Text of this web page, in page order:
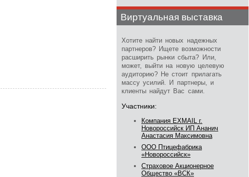
Виртуальная выставка
Хотите найти новых надежных
партнеров? Ищете возможности
расширить рынки сбыта? Или,
может, выйти на новую целевую
аудиторию? Не стоит прилагать
массу усилий. И партнеры, и
клиенты найдут Вас сами.
Участники:
Компания EXMAIL г.
Новороссийск ИП Ананич
Анастасия Максимовна
ООО Птицефабрика
«Новороссийск»
Страховое Акционерное
Общество «ВСК»